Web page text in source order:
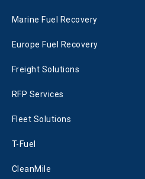
Marine Fuel Recovery
Europe Fuel Recovery
Freight Solutions
RFP Services
Fleet Solutions
T-Fuel
CleanMile